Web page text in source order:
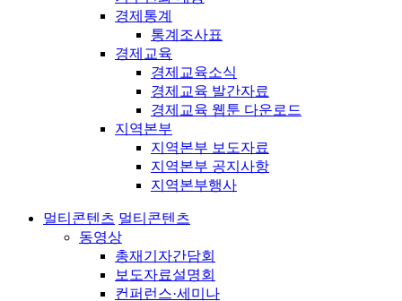
경제통계
통계조사표
경제교육
경제교육소식
경제교육 발간자료
경제교육 웹툰 다운로드
지역본부
지역본부 보도자료
지역본부 공지사항
지역본부행사
멀티콘텐츠 멀티콘텐츠
동영상
총재기자간담회
보도자료설명회
컨퍼런스·세미나